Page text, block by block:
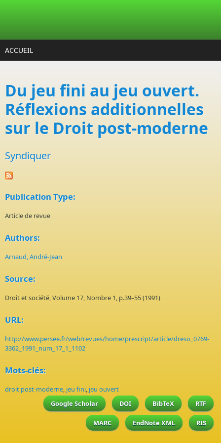
ACCUEIL
Du jeu fini au jeu ouvert.
Réflexions additionnelles
sur le Droit post-moderne
Syndiquer
Publication Type:
Article de revue
Authors:
Arnaud, André-Jean
Source:
Droit et société, Volume 17, Nombre 1, p.39–55 (1991)
URL:
http://www.persee.fr/web/revues/home/prescript/article/dreso_0769-
3362_1991_num_17_1_1102
Mots-clés:
droit post-moderne, jeu fini, jeu ouvert
Google Scholar
DOI BibTeX RTF
MARC EndNote XML RIS